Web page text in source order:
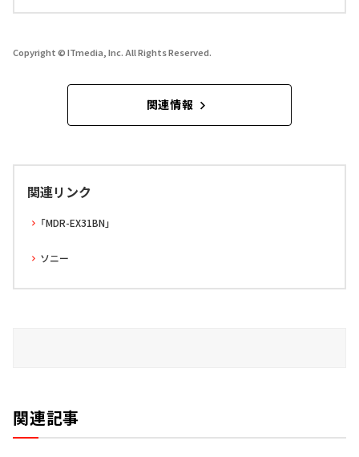
Copyright © ITmedia, Inc. All Rights Reserved.
関連情報
関連リンク
「MDR-EX31BN」
ソニー
関連記事